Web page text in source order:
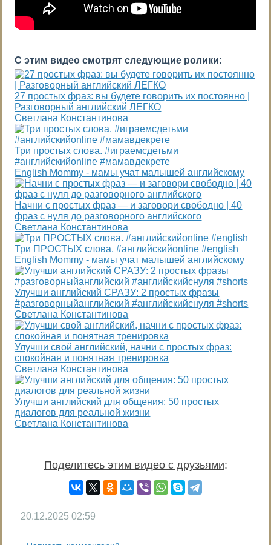
С этим видео смотрят следующие ролики:
27 простых фраз: вы будете говорить их постоянно |
Разговорный английский ЛЕГКО
Светлана Константинова
Три простых слова. #играемсдетьми
#английскийonline #мамавдекрете
English Mommy - мамы учат малышей английскому
Начни с простых фраз — и заговори свободно | 40
фраз с нуля до разговорного английского
Светлана Константинова
Три ПРОСТЫХ слова. #английскийonline #english
English Mommy - мамы учат малышей английскому
Улучши английский СРАЗУ: 2 простых фразы
#разговорныйанглийский #английскийснуля #shorts
Светлана Константинова
Улучши свой английский, начни с простых фраз:
спокойная и понятная тренировка
Светлана Константинова
Улучши английский для общения: 50 простых
диалогов для реальной жизни
Светлана Константинова
Поделитесь этим видео с друзьями:
20.12.2025 02:59